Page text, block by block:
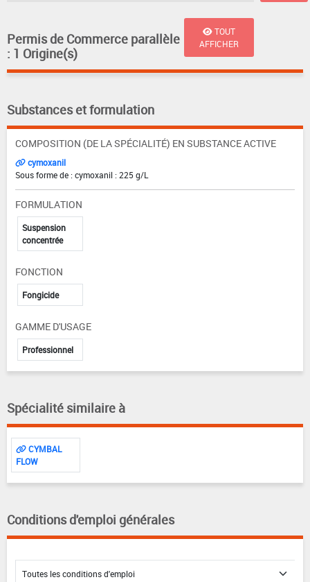
Permis de Commerce parallèle
: 1 Origine(s)
TOUT
AFFICHER
Substances et formulation
COMPOSITION (DE LA SPÉCIALITÉ) EN SUBSTANCE ACTIVE
cymoxanil
Sous forme de : cymoxanil : 225 g/L
FORMULATION
Suspension
concentrée
FONCTION
Fongicide
GAMME D'USAGE
Professionnel
Spécialité similaire à
CYMBAL
FLOW
Conditions d'emploi générales